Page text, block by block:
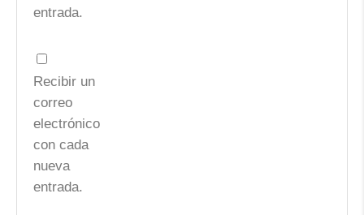
entrada.
Recibir un
correo
electrónico
con cada
nueva
entrada.